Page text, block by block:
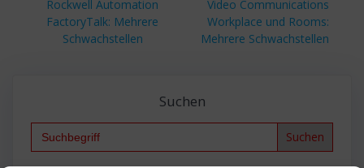
Beitrag:
Rockwell Automation
FactoryTalk: Mehrere
Schwachstellen
Beitrag:
Video Communications
Workplace und Rooms:
Mehrere Schwachstellen
Suchen
Search